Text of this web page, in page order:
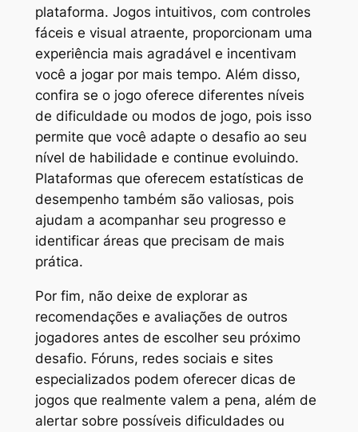
plataforma. Jogos intuitivos, com controles
fáceis e visual atraente, proporcionam uma
experiência mais agradável e incentivam
você a jogar por mais tempo. Além disso,
confira se o jogo oferece diferentes níveis
de dificuldade ou modos de jogo, pois isso
permite que você adapte o desafio ao seu
nível de habilidade e continue evoluindo.
Plataformas que oferecem estatísticas de
desempenho também são valiosas, pois
ajudam a acompanhar seu progresso e
identificar áreas que precisam de mais
prática.
Por fim, não deixe de explorar as
recomendações e avaliações de outros
jogadores antes de escolher seu próximo
desafio. Fóruns, redes sociais e sites
especializados podem oferecer dicas de
jogos que realmente valem a pena, além de
alertar sobre possíveis dificuldades ou